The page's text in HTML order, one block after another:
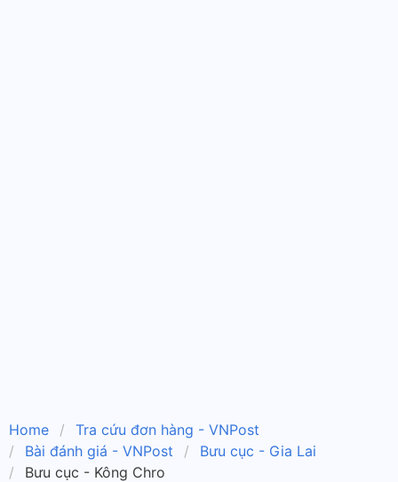
Home
Tra cứu đơn hàng - VNPost
Bài đánh giá - VNPost
Bưu cục - Gia Lai
Bưu cục - Kông Chro